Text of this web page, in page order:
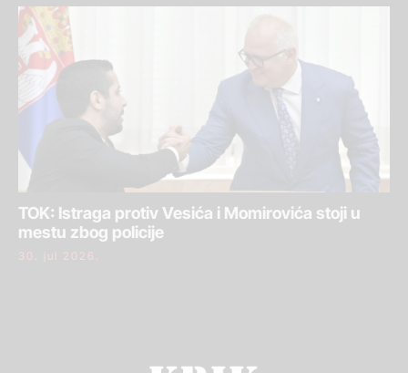
TOK: Istraga protiv Vesića i Momirovića stoji u
mestu zbog policije
30. jul 2026.